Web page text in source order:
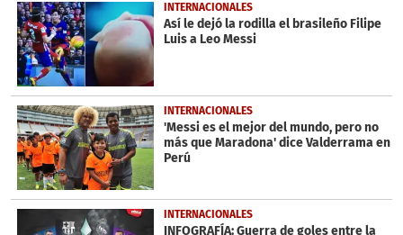
INTERNACIONALES
Así le dejó la rodilla el brasileño Filipe
Luis a Leo Messi
INTERNACIONALES
'Messi es el mejor del mundo, pero no
más que Maradona' dice Valderrama en
Perú
INTERNACIONALES
INFOGRAFÍA: Guerra de goles entre la